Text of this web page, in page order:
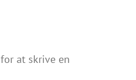
for at skrive en